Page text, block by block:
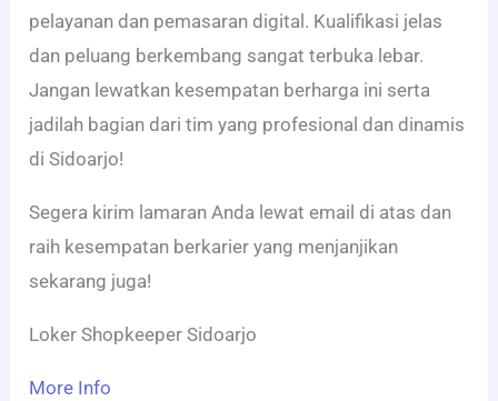
pelayanan dan pemasaran digital. Kualifikasi jelas
dan peluang berkembang sangat terbuka lebar.
Jangan lewatkan kesempatan berharga ini serta
jadilah bagian dari tim yang profesional dan dinamis
di Sidoarjo!
Segera kirim lamaran Anda lewat email di atas dan
raih kesempatan berkarier yang menjanjikan
sekarang juga!
Loker Shopkeeper Sidoarjo
More Info